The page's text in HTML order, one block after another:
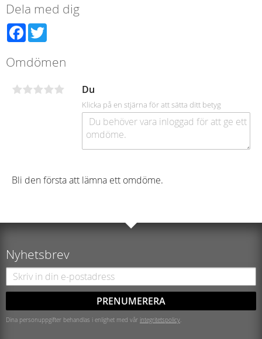
Dela med dig
Facebook
Omdömen
Du
Klicka på en stjärna för att sätta ditt betyg
Bli den första att lämna ett omdöme.
Nyhetsbrev
PRENUMERERA
Dina personuppgifter behandlas i enlighet med vår integritetspolicy